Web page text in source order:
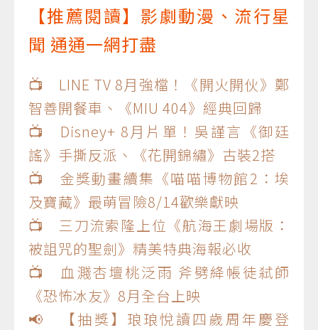
【推薦閱讀】影劇動漫、流行星
聞 通通一網打盡
📺 LINE TV 8月強檔！《開火開伙》鄭
智善開餐車、《MIU 404》經典回歸
📺 Disney+ 8月片單！吳謹言《御廷
謠》手撕反派、《花開錦繡》古裝2搭
📺 金獎動畫續集《喵喵博物館2：埃
及寶藏》最萌冒險8/14歡樂獻映
📺 三刀流索隆上位《航海王劇場版：
被詛咒的聖劍》精美特典海報必收
📺 血濺杏壇桃泛雨 斧劈絳帳徒弒師
《恐怖冰友》8月全台上映
📢 【抽獎】琅琅悅讀四歲周年慶登